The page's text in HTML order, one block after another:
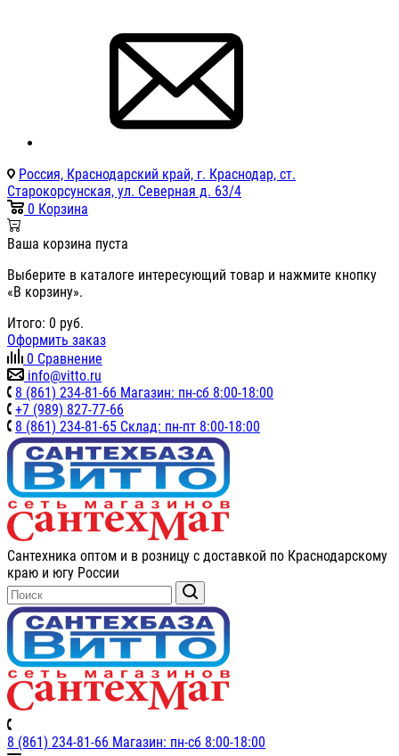
Россия, Краснодарский край, г. Краснодар, ст.
Старокорсунская, ул. Северная д. 63/4
0 Корзина
Ваша корзина пуста
Выберите в каталоге интересующий товар и нажмите кнопку
«В корзину».
Итого: 0 руб.
Оформить заказ
0 Сравнение
info@vitto.ru
8 (861) 234-81-66 Магазин: пн-сб 8:00-18:00
+7 (989) 827-77-66
8 (861) 234-81-65 Склад: пн-пт 8:00-18:00
Сантехника оптом и в розницу с доставкой по Краснодарскому
краю и югу России
8 (861) 234-81-66 Магазин: пн-сб 8:00-18:00